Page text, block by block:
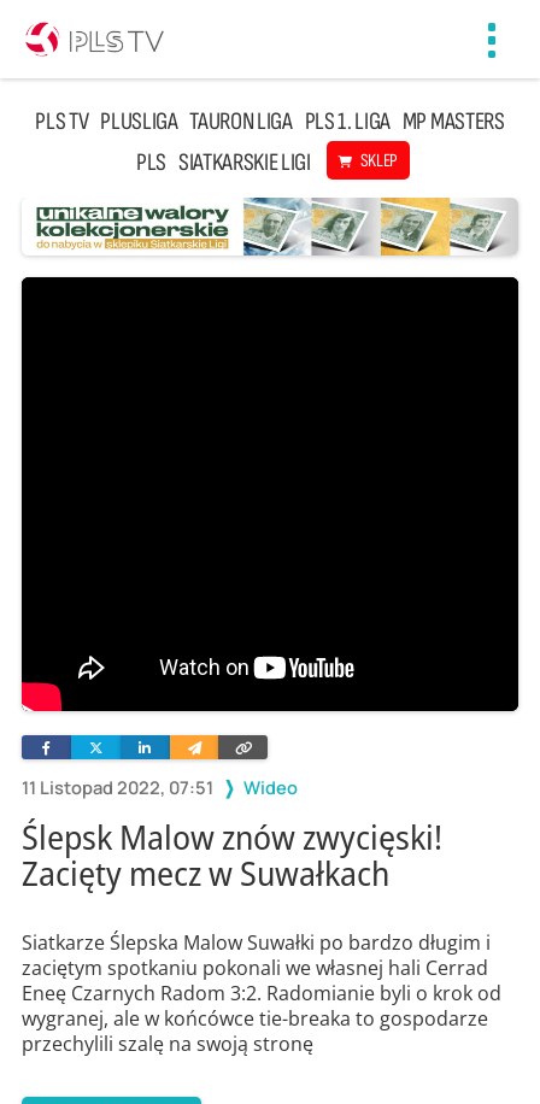
PLS TV PLUSLIGA TAURON LIGA PLS 1. LIGA MP MASTERS
PLS SIATKARSKIE LIGI SKLEP
11 Listopad 2022, 07:51 Wideo
FacebookTwitterLinkedinWyślij
e-
Skopiuj
link
Ślepsk Malow znów zwycięski!
Zacięty mecz w Suwałkach
Siatkarze Ślepska Malow Suwałki po bardzo długim i
zaciętym spotkaniu pokonali we własnej hali Cerrad
Eneę Czarnych Radom 3:2. Radomianie byli o krok od
wygranej, ale w końcówce tie-breaka to gospodarze
przechylili szalę na swoją stronę